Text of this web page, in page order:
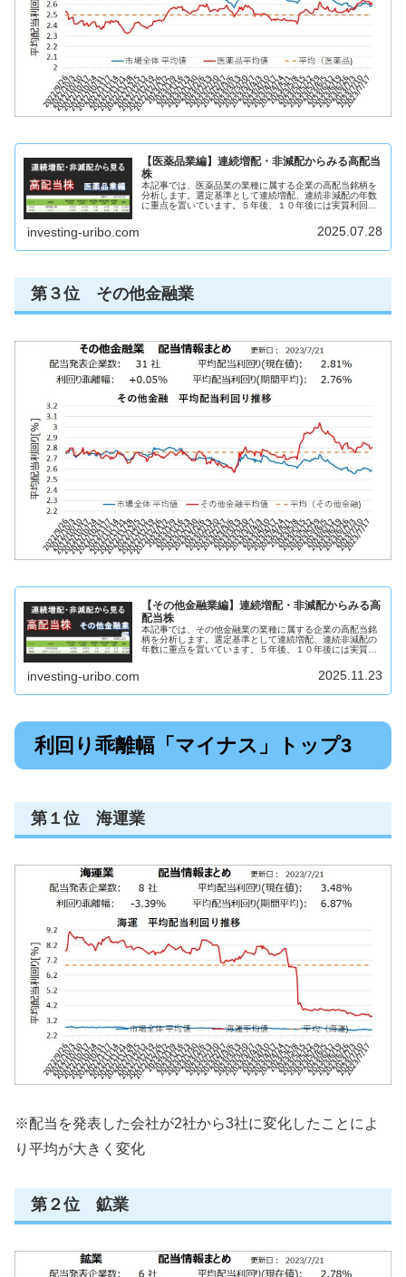
【医薬品業編】連続増配・非減配からみる高配当
株
本記事では、医薬品業の業種に属する企業の高配当銘柄を
分析します。選定基準として連続増配、連続非減配の年数
に重点を置いています。５年後、１０年後には実質利回り
investing-uribo.com 2025.07.28
第３位 その他金融業
【その他金融業編】連続増配・非減配からみる高
配当株
本記事では、その他金融業の業種に属する企業の高配当銘
柄を分析します。選定基準として連続増配、連続非減配の
年数に重点を置いています。５年後、１０年後には実質利
investing-uribo.com 2025.11.23
利回り乖離幅「マイナス」トップ3
第１位 海運業
※配当を発表した会社が2社から3社に変化したことによ
り平均が大きく変化
第２位 鉱業